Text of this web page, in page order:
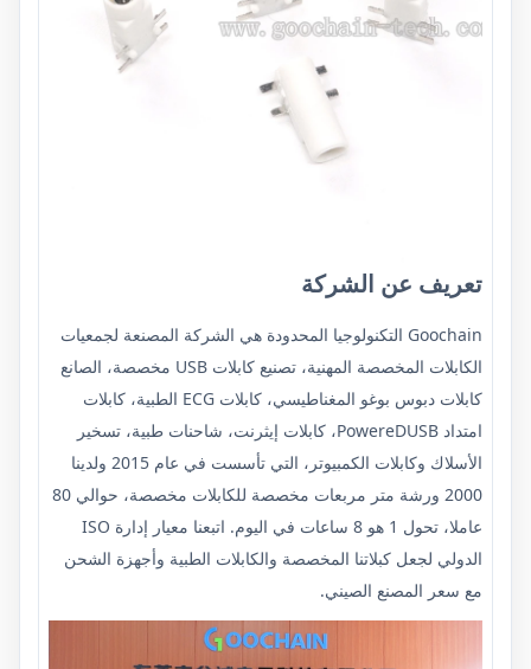
تعريف عن الشركة
Goochain التكنولوجيا المحدودة
هي الشركة المصنعة لجمعيات
الكابلات المخصصة المهنية، تصنيع كابلات USB مخصصة، الصانع
كابلات دبوس بوغو المغناطيسي، كابلات ECG الطبية، كابلات
امتداد PowereDUSB، كابلات إيثرنت، شاحنات طبية، تسخير
الأسلاك وكابلات الكمبيوتر، التي تأسست في عام 2015 ولدينا
2000 ورشة متر مربعات مخصصة للكابلات مخصصة، حوالي 80
عاملا، تحول 1 هو 8 ساعات في اليوم. اتبعنا معيار إدارة ISO
الدولي لجعل كبلاتنا المخصصة والكابلات الطبية وأجهزة الشحن
مع سعر المصنع الصيني.